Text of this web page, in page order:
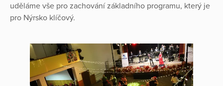
uděláme vše pro zachování základního programu, který je
pro Nýrsko klíčový.